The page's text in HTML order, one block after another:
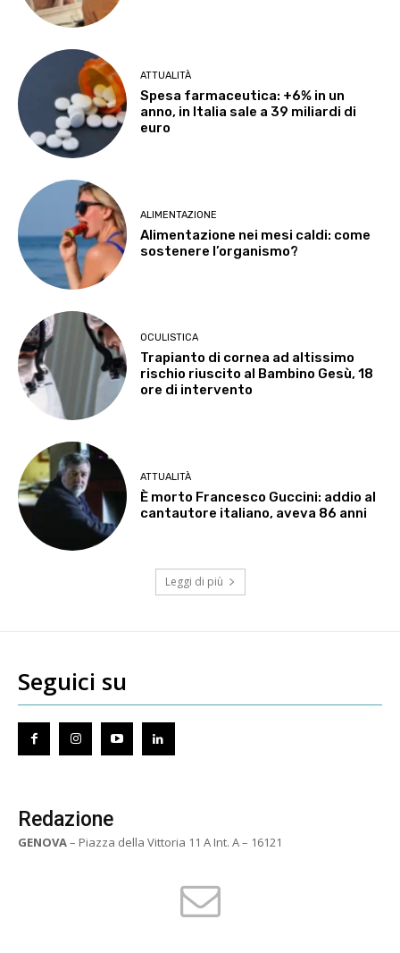
ATTUALITÀ
Spesa farmaceutica: +6% in un
anno, in Italia sale a 39 miliardi di
euro
ALIMENTAZIONE
Alimentazione nei mesi caldi: come
sostenere l’organismo?
OCULISTICA
Trapianto di cornea ad altissimo
rischio riuscito al Bambino Gesù, 18
ore di intervento
ATTUALITÀ
È morto Francesco Guccini: addio al
cantautore italiano, aveva 86 anni
Leggi di più
Seguici su
Redazione
GENOVA– Piazza della Vittoria 11 A Int. A – 16121